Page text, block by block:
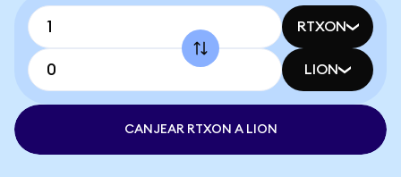
RTXON
LION
CANJEAR RTXON A LION